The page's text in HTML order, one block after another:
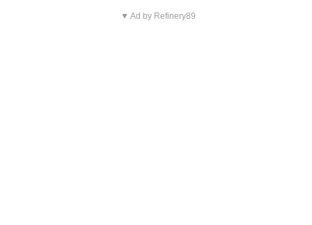
▼ Ad by Refinery89